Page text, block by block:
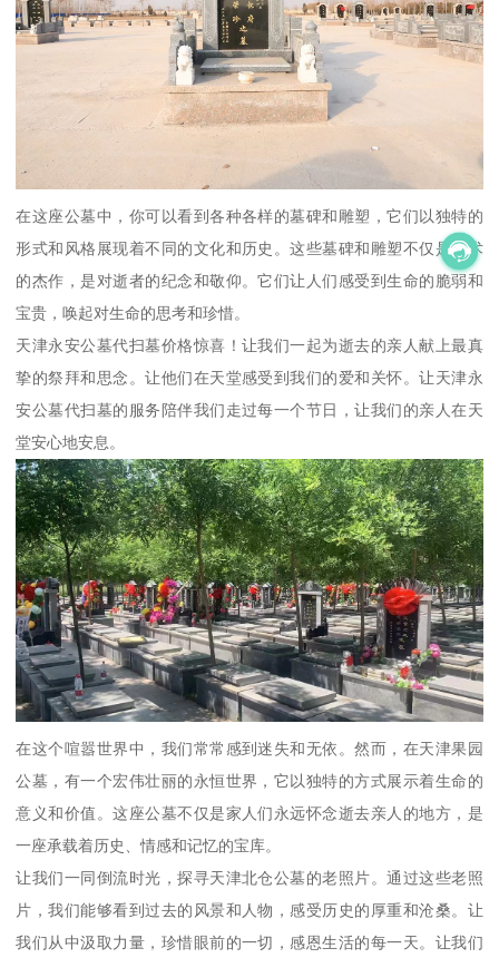
在这座公墓中，你可以看到各种各样的墓碑和雕塑，它们以独特的
形式和风格展现着不同的文化和历史。这些墓碑和雕塑不仅是艺术
的杰作，是对逝者的纪念和敬仰。它们让人们感受到生命的脆弱和
宝贵，唤起对生命的思考和珍惜。
天津永安公墓代扫墓价格惊喜！让我们一起为逝去的亲人献上最真
挚的祭拜和思念。让他们在天堂感受到我们的爱和关怀。让天津永
安公墓代扫墓的服务陪伴我们走过每一个节日，让我们的亲人在天
堂安心地安息。
在这个喧嚣世界中，我们常常感到迷失和无依。然而，在天津果园
公墓，有一个宏伟壮丽的永恒世界，它以独特的方式展示着生命的
意义和价值。这座公墓不仅是家人们永远怀念逝去亲人的地方，是
一座承载着历史、情感和记忆的宝库。
让我们一同倒流时光，探寻天津北仓公墓的老照片。通过这些老照
片，我们能够看到过去的风景和人物，感受历史的厚重和沧桑。让
我们从中汲取力量，珍惜眼前的一切，感恩生活的每一天。让我们